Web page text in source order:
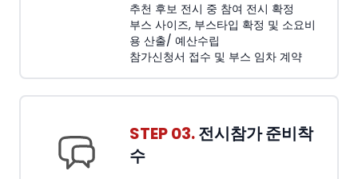
추천 후보 전시 중 참여 전시 확정
부스 사이즈, 부스타입 확정 및 소요비
용 산출/ 예산수립
참가신청서 접수 및 부스 임차 계약
STEP 03.전시참가 준비착
수